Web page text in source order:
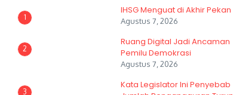
1
IHSG Menguat di Akhir Pekan
Agustus 7, 2026
2
Ruang Digital Jadi Ancaman
Pemilu Demokrasi
Agustus 7, 2026
3
Kata Legislator Ini Penyebab